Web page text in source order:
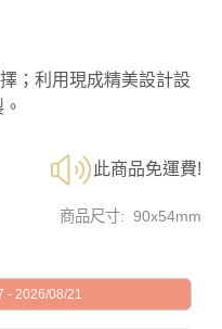
；利用現成精美設計設
此商品免運費!
商品尺寸: 90x54mm
- 2026/08/21